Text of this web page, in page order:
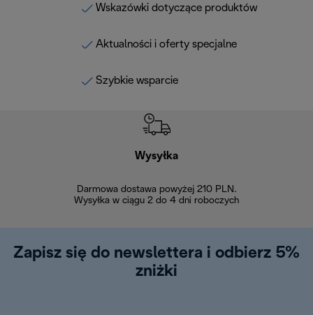
Wskazówki dotyczące produktów
Aktualności i oferty specjalne
Szybkie wsparcie
Wysyłka
Darmowa dostawa powyżej 210 PLN.
Wysyłka w ciągu 2 do 4 dni roboczych
Zapisz się do newslettera i odbierz 5%
zniżki